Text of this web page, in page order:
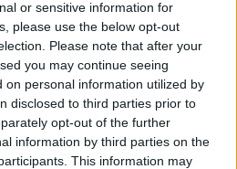
or sensitive information for
please use the below opt-out
Please note that after your
you may continue seeing
on personal information utilized by
disclosed to third parties prior to
opt-out of the further
information by third parties on the
This information may
semifinales de Alemania 2006.
Martínez está plagado de
el inacabable Cristiano
y capitán, junto a la
(Manchester United). Además,
futbolistas de renombre como
(Manchester City), Vitinha